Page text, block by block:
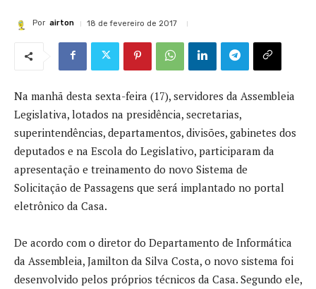
Por airton 18 de fevereiro de 2017
Na manhã desta sexta-feira (17), servidores da Assembleia
Legislativa, lotados na presidência, secretarias,
superintendências, departamentos, divisões, gabinetes dos
deputados e na Escola do Legislativo, participaram da
apresentação e treinamento do novo Sistema de
Solicitação de Passagens que será implantado no portal
eletrônico da Casa.
De acordo com o diretor do Departamento de Informática
da Assembleia, Jamilton da Silva Costa, o novo sistema foi
desenvolvido pelos próprios técnicos da Casa. Segundo ele,